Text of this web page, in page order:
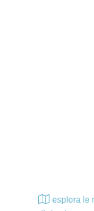
esplora le